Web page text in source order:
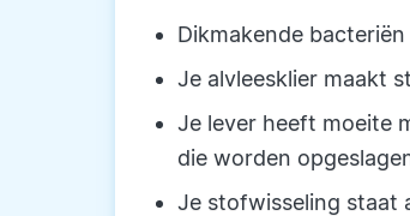
Dikmakende
Je alvleesklier maakt
Je lever heeft moeite
die worden
Je stofwisseling staat